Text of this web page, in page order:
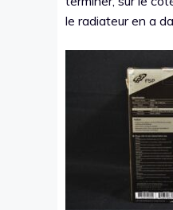
le radiateur en a